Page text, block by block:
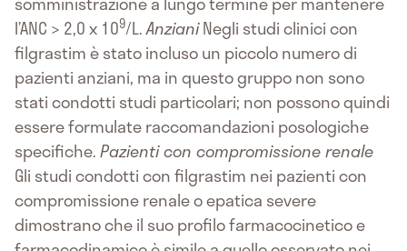
l’ANC > 2,0 x 109/L.AnzianiNegli studi clinici con
filgrastim è stato incluso un piccolo numero di
pazienti anziani, ma in questo gruppo non sono
stati condotti studi particolari; non possono quindi
essere formulate raccomandazioni posologiche
specifiche.Pazienti con compromissione renale
Gli studi condotti con filgrastim nei pazienti con
compromissione renale o epatica severe
dimostrano che il suo profilo farmacocinetico e